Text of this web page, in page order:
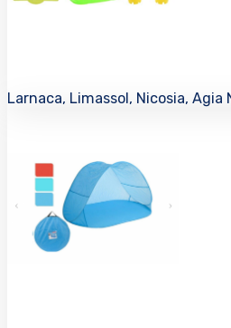
Larnaca, Limassol, Nicosia, Agia